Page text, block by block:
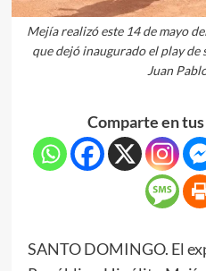
Mejía realizó este 14 de mayo
que dejó inaugurado el play
Juan
Comparte en
SANTO DOMINGO. El